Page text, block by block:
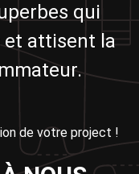
qui
et attisent la
de votre project !